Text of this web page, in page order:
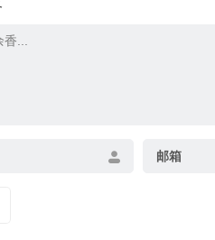
邮箱